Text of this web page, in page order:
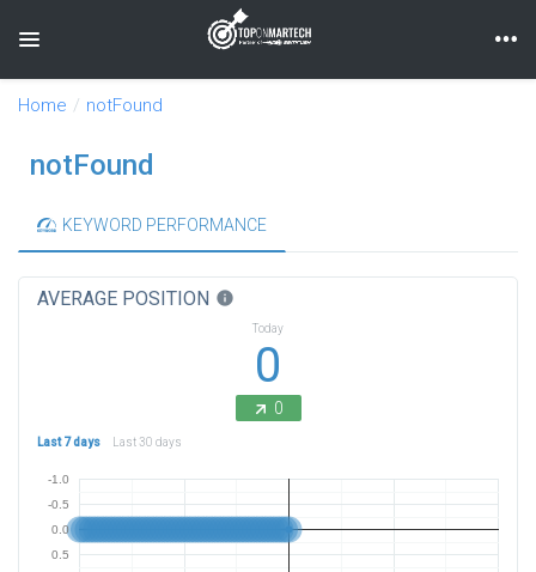
Toggle navigation
Home notFound
notFound
KEYWORD PERFORMANCE
AVERAGE POSITION info
Today
0
0
Last 7 days Last 30 days
-1.0
-0.5
0.0
0.5